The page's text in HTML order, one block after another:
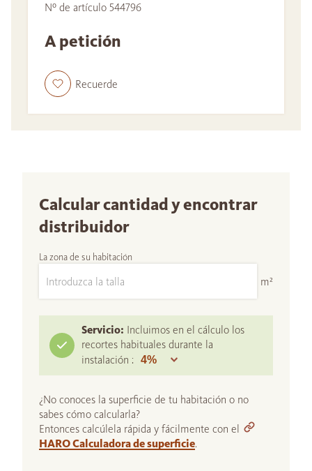
Nº de artículo 544796
A petición
Recuerde
Calcular cantidad y encontrar
distribuidor
La zona de su habitación
m²
Servicio: Incluimos en el cálculo los
recortes habituales durante la
instalación :
¿No conoces la superficie de tu habitación o no
sabes cómo calcularla?
Entonces calcúlela rápida y fácilmente con el
HARO Calculadora de superficie.